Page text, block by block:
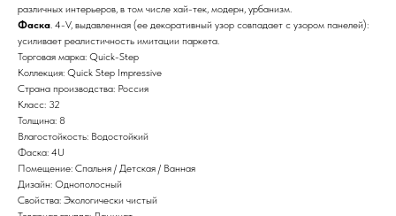
различных интерьеров, в том числе хай-тек, модерн, урбанизм.
Фаска. 4-V, выдавленная (ее декоративный узор совпадает с узором панелей):
усиливает реалистичность имитации паркета.
Торговая марка: Quick-Step
Коллекция: Quick Step Impressive
Страна производства: Россия
Класс: 32
Толщина: 8
Влагостойкость: Водостойкий
Фаска: 4U
Помещение: Спальня / Детская / Ванная
Дизайн: Однополосный
Свойства: Экологически чистый